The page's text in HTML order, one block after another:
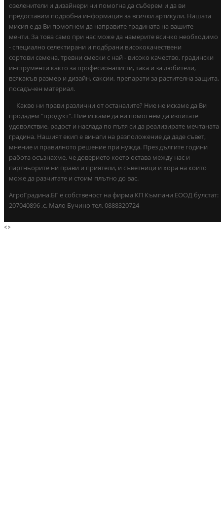
озеленители и дизайнери ни помогна да съберем и да ви
предоставим подробна информация за всички артикули. Нашата
мисия е да Ви помогнем да направите градината на вашите
мечти. За това само при нас може да намерите всичко необходимо
- специално селектирани и подбрани висококачествени
сортови семена, тревни смески с най - високо качество, градински
инструменти както за професионалисти, така и за любители,
всякакъв размер и дизайн, саксии, препарати за растителна защита,
посадъчен материал.
Какво ни прави различни от останалите? Ние не искаме да Ви
продадем "продукт". Ние искаме да ви помогнем да изпитате
удоволствие, радост и наслада по пътя си да реализирате мечтаната
градина. Нашият екип е винаги на разположение да даде съвет,
мнение и правилното решение при нужда. През дългите години
работа осъзнахме, че доверието което остава между нас и
партньорите ни прави и приятели, и съветници и хора на които
може да разчитате и стоим плътно до вас.
АгроГрадина.БГ е собственост на фирма КП Къмпани ЕООД булстат:
207040896 ,с. Мало Бучино тел. 0888320724
<>